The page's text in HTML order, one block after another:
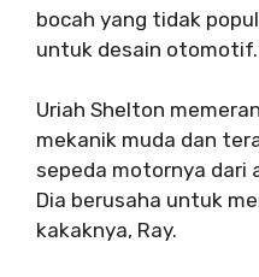
bocah yang tidak
untuk desain otomotif.
Uriah Shelton
mekanik muda dan
sepeda motornya dari
Dia berusaha untuk
kakaknya, Ray.